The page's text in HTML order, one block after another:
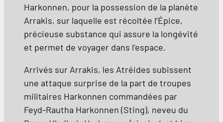
Harkonnen, pour la possession de la planète
Arrakis, sur laquelle est récoltée l’Épice,
précieuse substance qui assure la longévité
et permet de voyager dans l’espace.
Arrivés sur Arrakis, les Atréides subissent
une attaque surprise de la part de troupes
militaires Harkonnen commandées par
Feyd-Rautha Harkonnen (Sting), neveu du